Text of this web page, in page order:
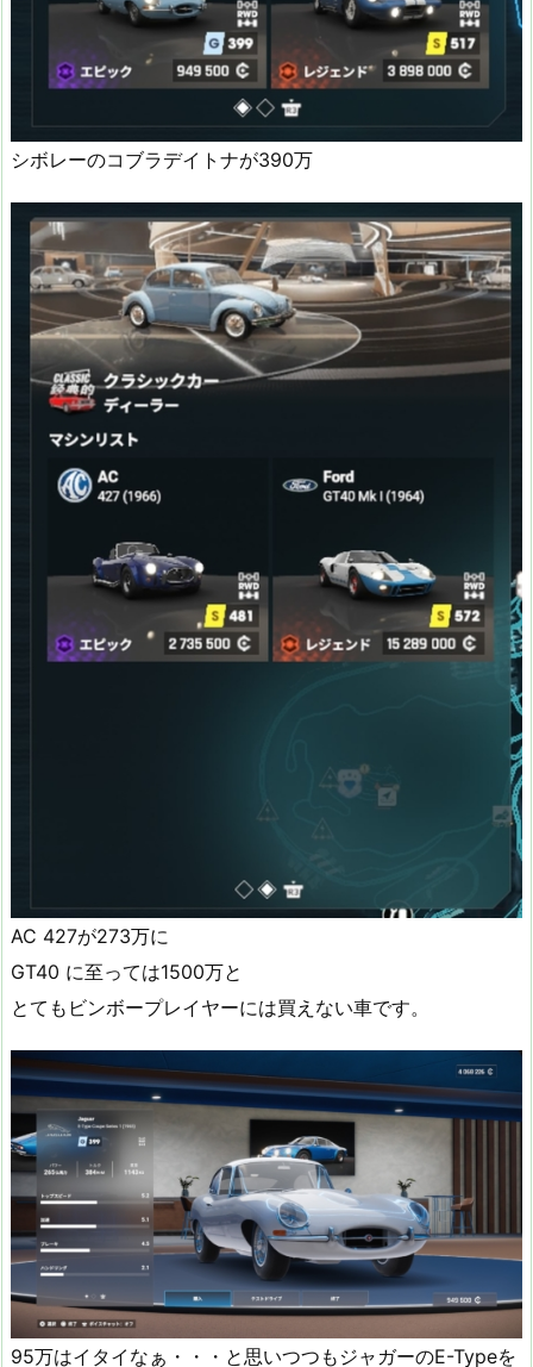
シボレーのコブラデイトナが390万
AC 427が273万に
GT40 に至っては1500万と
とてもビンボープレイヤーには買えない車です。
95万はイタイなぁ・・・と思いつつもジャガーのE-Typeを